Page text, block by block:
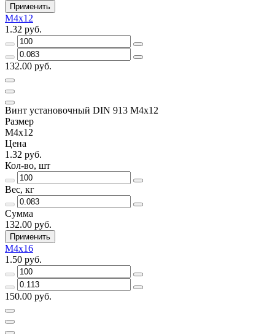
Применить
М4х12
1.32 руб.
132.00 руб.
Винт установочный DIN 913 М4х12
Размер
М4х12
Цена
1.32 руб.
Кол-во, шт
Вес, кг
Сумма
132.00 руб.
Применить
М4х16
1.50 руб.
150.00 руб.